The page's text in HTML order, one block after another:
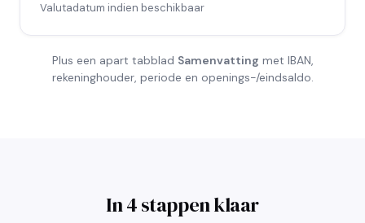
Valutadatum indien beschikbaar
Plus een apart tabblad Samenvatting met IBAN,
rekeninghouder, periode en openings-/eindsaldo.
In 4 stappen klaar